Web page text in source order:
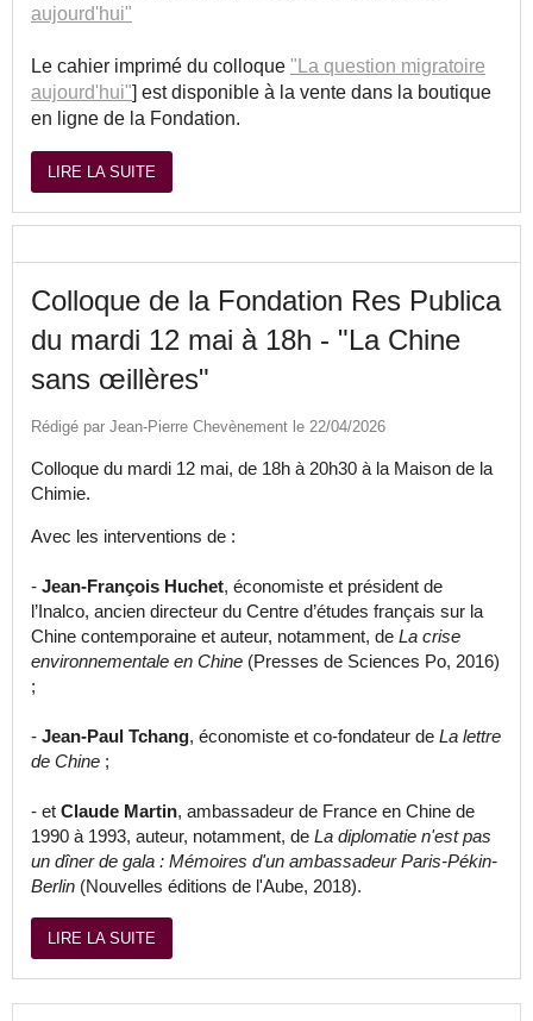
aujourd'hui"
Le cahier imprimé du colloque "La question migratoire
aujourd'hui"] est disponible à la vente dans la boutique
en ligne de la Fondation.
LIRE LA SUITE
Colloque de la Fondation Res Publica
du mardi 12 mai à 18h - "La Chine
sans œillères"
Rédigé par Jean-Pierre Chevènement le 22/04/2026
Colloque du mardi 12 mai, de 18h à 20h30 à la Maison de la
Chimie.
Avec les interventions de :
- Jean-François Huchet, économiste et président de
l’Inalco, ancien directeur du Centre d’études français sur la
Chine contemporaine et auteur, notamment, de La crise
environnementale en Chine (Presses de Sciences Po, 2016)
;
- Jean-Paul Tchang, économiste et co-fondateur de La lettre
de Chine ;
- et Claude Martin, ambassadeur de France en Chine de
1990 à 1993, auteur, notamment, de La diplomatie n'est pas
un dîner de gala : Mémoires d'un ambassadeur Paris-Pékin-
Berlin (Nouvelles éditions de l'Aube, 2018).
LIRE LA SUITE